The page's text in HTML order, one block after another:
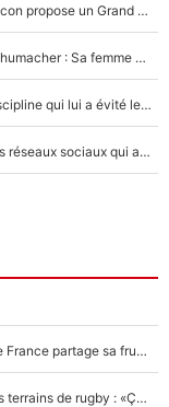
Comme pour le final du Tour de France, Esteban Ocon propose un Grand Prix de Formule 1 à Paris : «Autour de l’Arc de Triomphe, ce serait génial» !
Nouvelle rumeur autour de la santé de Michael Schumacher : Sa femme Corinna sort du silence
F1 - Lewis Hamilton victime de harcèlement, la discipline qui lui a évité le pire : «J'aurais probablement mal tourné»
Lewis Hamilton : Le talent inattendu dévoilé sur les réseaux sociaux qui a impressionné Kim Kardashian pendant leurs vacances en amoureux !
Mis de côté par Fabien Galthié, un joueur du XV de France partage sa frustration : «ils ne me l’ont pas dit tout de suite»
La raison d'être de Matthieu Jalibert en dehors des terrains de rugby : «Ça m'atteint autant que si tu touches à un membre de ma famille»